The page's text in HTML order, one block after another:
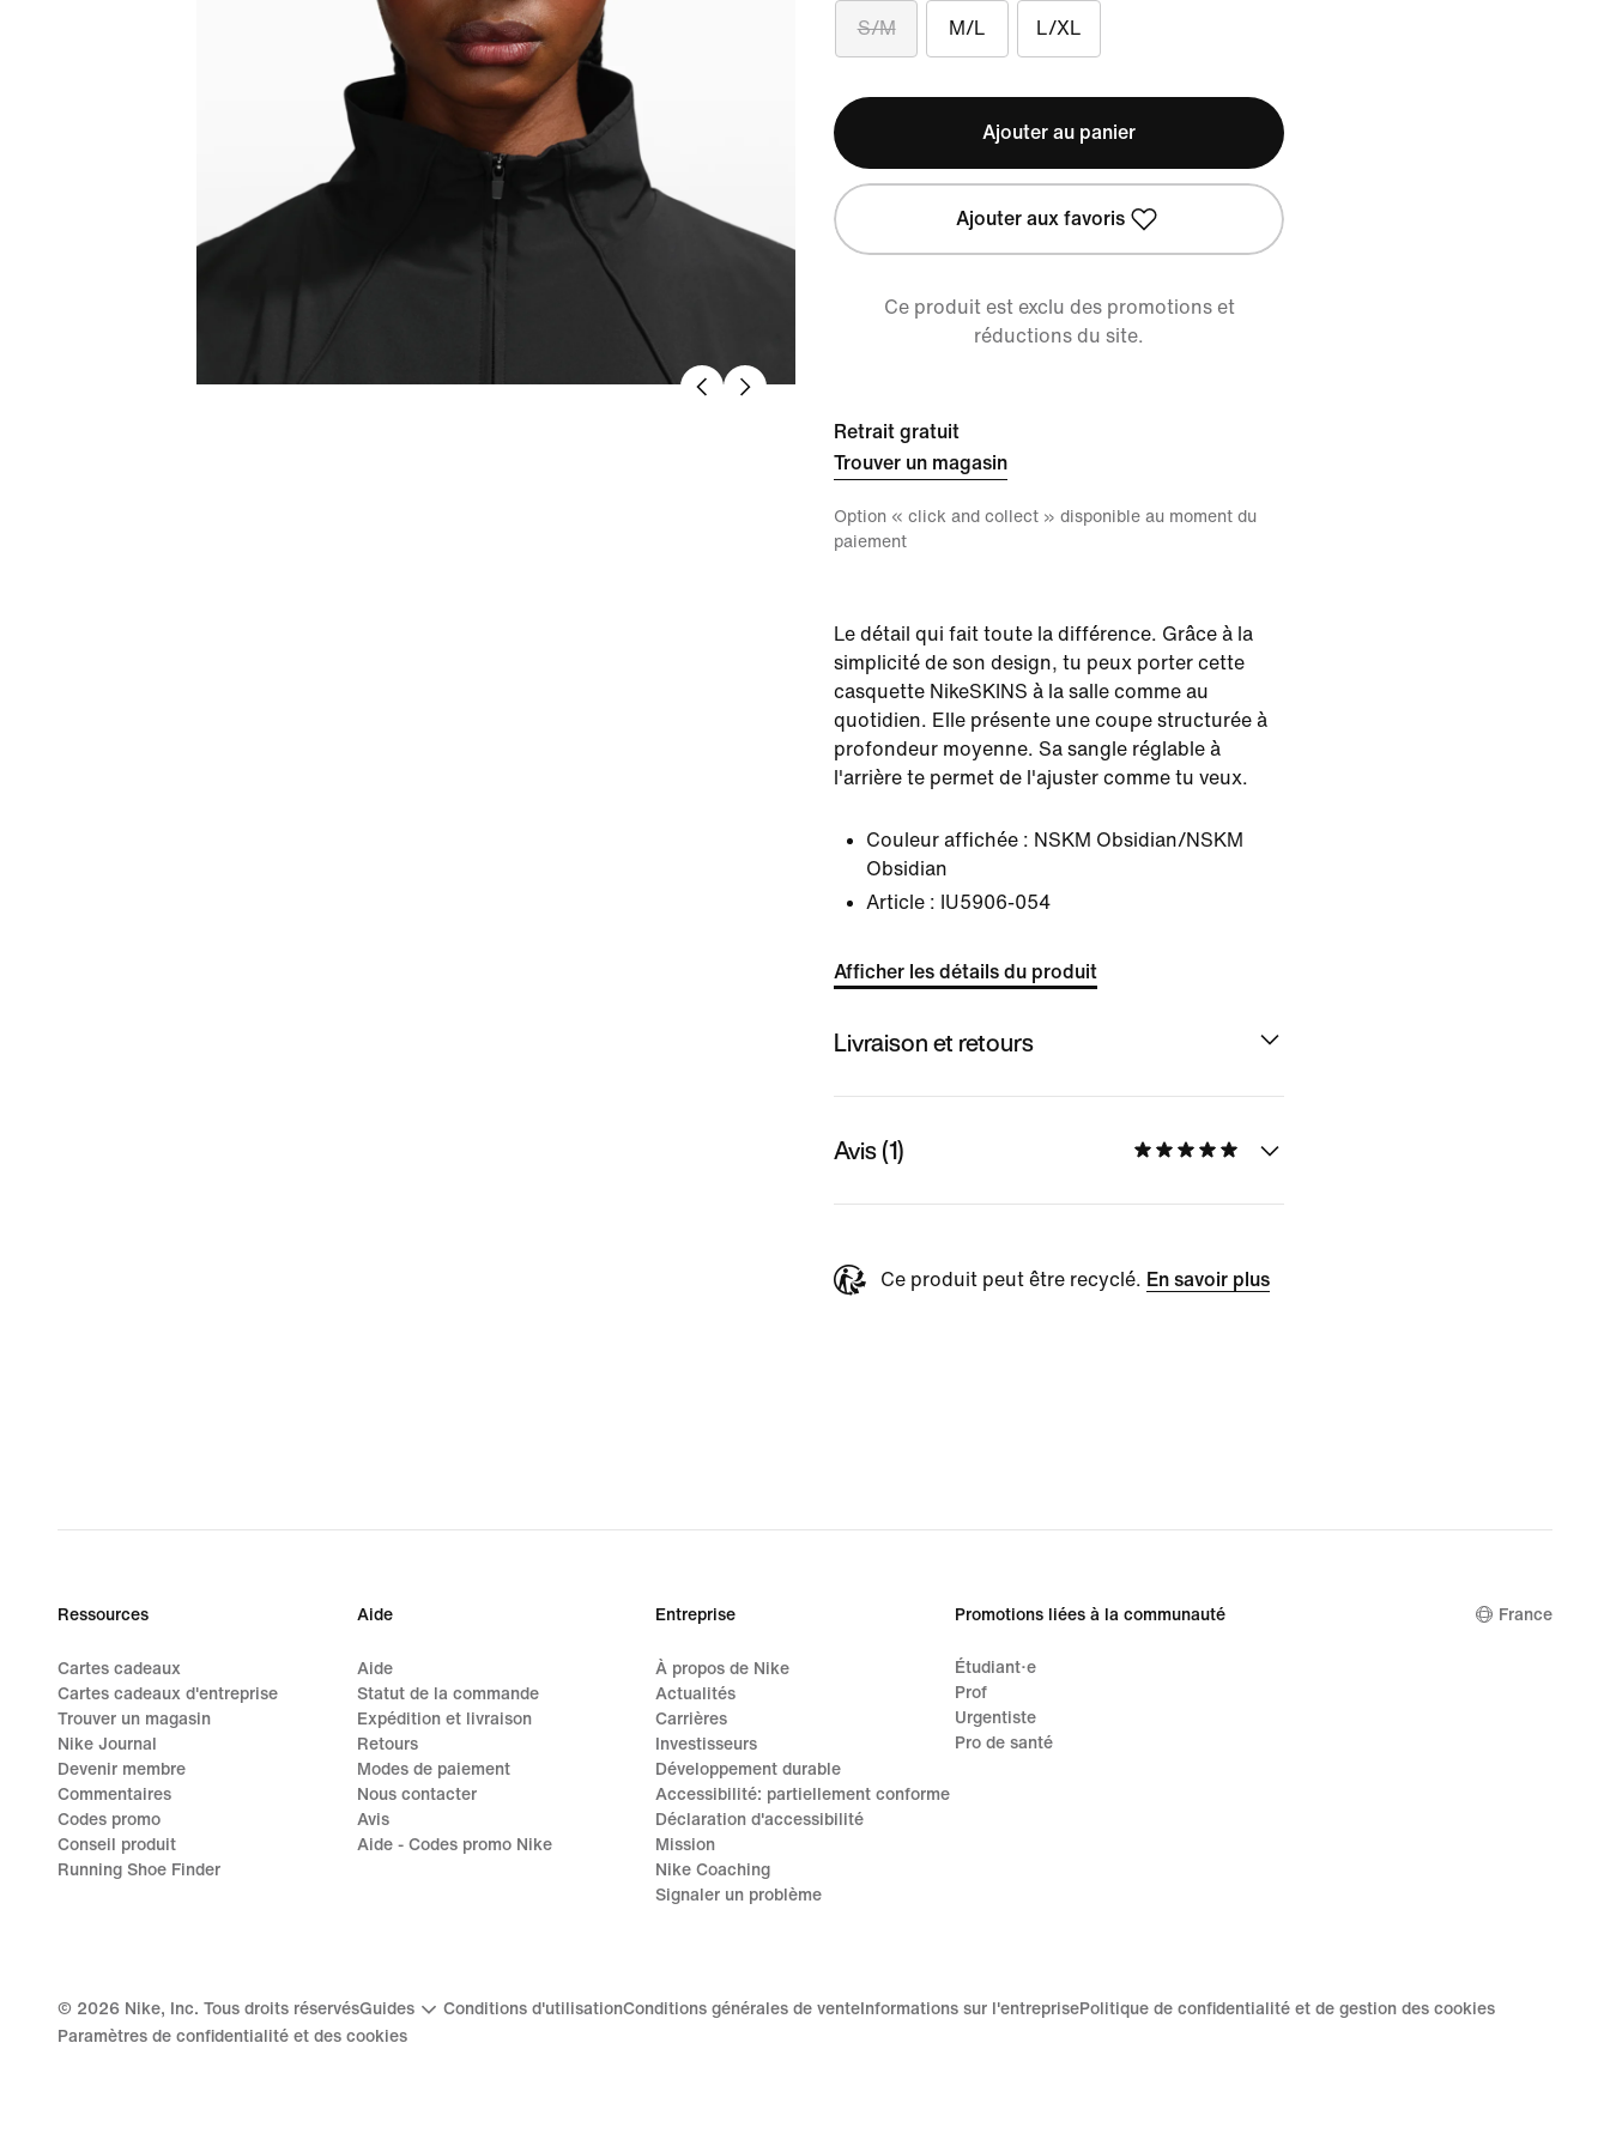
S/M M/L L/XL
Ajouter au panier
Ajouter aux favoris
Ce produit est exclu des promotions et
réductions du site.
Retrait gratuit
Trouver un magasin
Option « click and collect » disponible au moment du
paiement
Le détail qui fait toute la différence. Grâce à la
simplicité de son design, tu peux porter cette
casquette NikeSKINS à la salle comme au
quotidien. Elle présente une coupe structurée à
profondeur moyenne. Sa sangle réglable à
l'arrière te permet de l'ajuster comme tu veux.
Couleur affichée : NSKM Obsidian/NSKM
Obsidian
Article : IU5906-054
Afficher les détails du produit
Livraison et retours
Avis (1)
Ce produit peut être recyclé. En savoir plus
Ressources
Cartes cadeaux
Cartes cadeaux d'entreprise
Trouver un magasin
Nike Journal
Devenir membre
Commentaires
Codes promo
Conseil produit
Running Shoe Finder
Aide
Aide
Statut de la commande
Expédition et livraison
Retours
Modes de paiement
Nous contacter
Avis
Aide - Codes promo Nike
Entreprise
À propos de Nike
Actualités
Carrières
Investisseurs
Développement durable
Accessibilité: partiellement conforme
Déclaration d'accessibilité
Mission
Nike Coaching
Signaler un problème
Promotions liées à la communauté
Étudiant·e
Prof
Urgentiste
Pro de santé
France
© 2026 Nike, Inc. Tous droits réservésGuides Conditions d'utilisationConditions générales de vente Informations sur l'entreprisePolitique de confidentialité et de gestion des cookies
Paramètres de confidentialité et des cookies